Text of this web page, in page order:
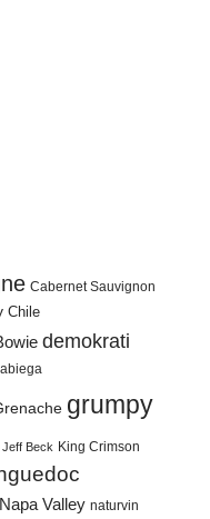
Cabernet Sauvignon
Chile
demokrati
grumpy
Jeff Beck King Crimson
Napa Valley naturvin